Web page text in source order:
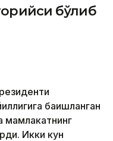
бўлиб
бағишланган
мамлакатнинг
Икки кун